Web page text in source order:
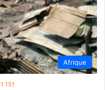
Afrique
1 151